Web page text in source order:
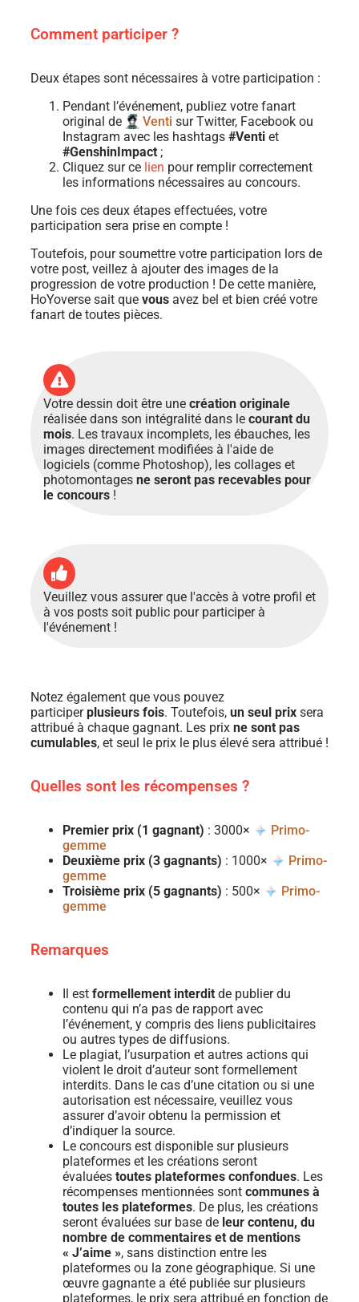
Comment participer ?
Deux étapes sont nécessaires à votre participation :
Pendant l’événement, publiez votre fanart
original de
Venti sur Twitter, Facebook ou
Instagram avec les hashtags #Venti et
#GenshinImpact ;
Cliquez sur ce lien pour remplir correctement
les informations nécessaires au concours.
Une fois ces deux étapes effectuées, votre
participation sera prise en compte !
Toutefois, pour soumettre votre participation lors de
votre post, veillez à ajouter des images de la
progression de votre production ! De cette manière,
HoYoverse sait que vous avez bel et bien créé votre
fanart de toutes pièces.
Votre dessin doit être une création originale
réalisée dans son intégralité dans le courant du
mois. Les travaux incomplets, les ébauches, les
images directement modifiées à l'aide de
logiciels (comme Photoshop), les collages et
photomontages ne seront pas recevables pour
le concours !
Veuillez vous assurer que l'accès à votre profil et
à vos posts soit public pour participer à
l'événement !
Notez également que vous pouvez
participerplusieurs fois. Toutefois, un seul prix sera
attribué à chaque gagnant. Les prix ne sont pas
cumulables, et seul le prix le plus élevé sera attribué !
Quelles sont les récompenses ?
Premier prix (1 gagnant) : 3000×
Primo-
gemme
Deuxième prix (3 gagnants) : 1000×
Primo-
gemme
Troisième prix (5 gagnants) : 500×
Primo-
gemme
Remarques
Il est formellement interdit de publier du
contenu qui n’a pas de rapport avec
l’événement, y compris des liens publicitaires
ou autres types de diffusions.
Le plagiat, l’usurpation et autres actions qui
violent le droit d’auteur sont formellement
interdits. Dans le cas d’une citation ou si une
autorisation est nécessaire, veuillez vous
assurer d’avoir obtenu la permission et
d’indiquer la source.
Le concours est disponible sur plusieurs
plateformes et les créations seront
évaluées toutes plateformes confondues. Les
récompenses mentionnées sont communes à
toutes les plateformes. De plus, les créations
seront évaluées sur base de leur contenu, du
nombre de commentaires et de mentions
« J’aime », sans distinction entre les
plateformes ou la zone géographique. Si une
œuvre gagnante a été publiée sur plusieurs
plateformes, le prix sera attribué en fonction de